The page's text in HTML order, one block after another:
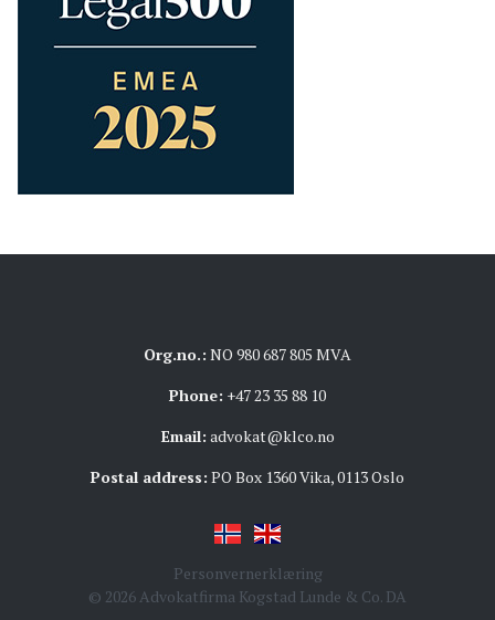
Org.no.: NO 980 687 805 MVA
Phone: +47 23 35 88 10
Email: advokat@klco.no
Postal address: PO Box 1360 Vika, 0113 Oslo
Personvernerklæring
© 2026 Advokatfirma Kogstad Lunde & Co. DA